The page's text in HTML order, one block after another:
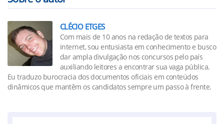
CLÉCIO ETGES
Com mais de 10 anos na redação de textos para
internet, sou entusiasta em conhecimento e busco
dar ampla divulgação nos concursos pelo país
auxiliando leitores a encontrar sua vaga pública.
Eu traduzo burocracia dos documentos oficiais em conteúdos
dinâmicos que mantêm os candidatos sempre um passo à frente.